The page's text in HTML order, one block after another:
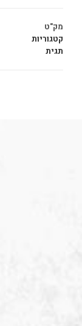
מק"ט
קטגוריות
תגית